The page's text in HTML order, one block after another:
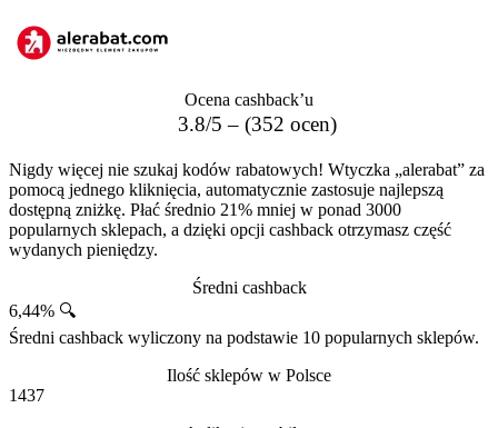
Ocena cashback’u
3.8/5 – (352 ocen)
Nigdy więcej nie szukaj kodów rabatowych! Wtyczka „alerabat” za
pomocą jednego kliknięcia, automatycznie zastosuje najlepszą
dostępną zniżkę. Płać średnio 21% mniej w ponad 3000
popularnych sklepach, a dzięki opcji cashback otrzymasz część
wydanych pieniędzy.
Średni cashback
6,44% 🔍
Średni cashback wyliczony na podstawie 10 popularnych sklepów.
Ilość sklepów w Polsce
1437